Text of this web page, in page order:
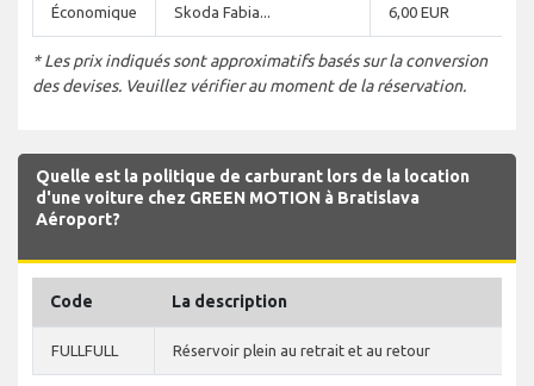
Économique Skoda Fabia... 6,00 EUR
* Les prix indiqués sont approximatifs basés sur la conversion
des devises. Veuillez vérifier au moment de la réservation.
Quelle est la politique de carburant lors de la location
d'une voiture chez GREEN MOTION à Bratislava
Aéroport?
Code La description
FULLFULL Réservoir plein au retrait et au retour